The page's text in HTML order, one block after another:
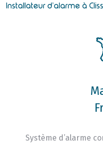
Installateur d’alarme à
Système d’alarme